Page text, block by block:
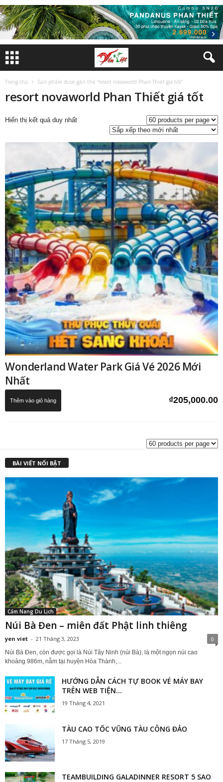
Trang chủ Sản phẩm được gắn thẻ “resort novaworld Phan Thiết giá tốt”
resort novaworld Phan Thiết giá tốt
Hiển thị kết quả duy nhất
Wonderland Water Park Giá Vé 2026 Mới
Nhất
₫205,000.00
Thêm vào giỏ hàng
BÀI VIẾT NỔI BẬT
Cẩm Nang Du Lịch
Núi Bà Đen – miên đất Phật linh thiêng
yen viet - 21 Tháng 3, 2023 0
Núi Bà Đen, còn được gọi là Núi Tây Ninh (núi Bà), là một ngọn núi cao
khoảng 986m, nằm tại huyện Hòa Thành,...
HƯỚNG DẪN CÁCH TỰ BOOK VÉ MÁY BAY
TRÊN WEB TIỆN...
19 Tháng 4, 2021
TÀU CAO TỐC VŨNG TÀU CÔNG ĐẢO
17 Tháng 5, 2019
TEAMBUILDING GALADINNER RESORT 5 SAO